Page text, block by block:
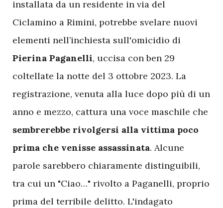
installata da un residente in via del
Ciclamino a Rimini, potrebbe svelare nuovi
elementi nell’inchiesta sull'omicidio di
Pierina Paganelli, uccisa con ben 29
coltellate la notte del 3 ottobre 2023. La
registrazione, venuta alla luce dopo più di un
anno e mezzo, cattura una voce maschile che
sembrerebbe rivolgersi alla vittima poco
prima che venisse assassinata. Alcune
parole sarebbero chiaramente distinguibili,
tra cui un "Ciao…" rivolto a Paganelli, proprio
prima del terribile delitto. L'indagato